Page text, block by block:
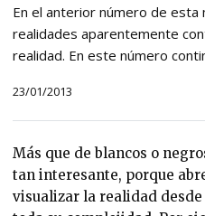
En el anterior número de
realidades aparentemente
realidad. En este número
23/01/2013
Más que de blancos o
tan interesante, porque
visualizar la realidad